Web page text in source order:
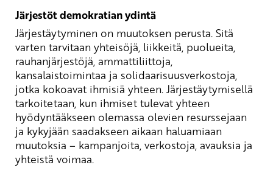
Järjestöt demokratian ydintä
Järjestäytyminen on muutoksen perusta. Sitä
varten tarvitaan yhteisöjä, liikkeitä, puolueita,
rauhanjärjestöjä, ammattiliittoja,
kansalaistoimintaa ja solidaarisuusverkostoja,
jotka kokoavat ihmisiä yhteen. Järjestäytymisellä
tarkoitetaan, kun ihmiset tulevat yhteen
hyödyntääkseen olemassa olevien resurssejaan
ja kykyjään saadakseen aikaan haluamiaan
muutoksia – kampanjoita, verkostoja, avauksia ja
yhteistä voimaa.